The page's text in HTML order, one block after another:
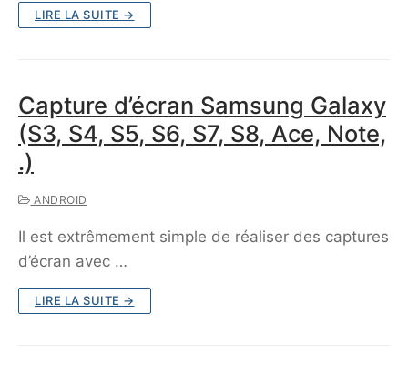
LIRE LA SUITE →
Capture d’écran Samsung Galaxy
(S3, S4, S5, S6, S7, S8, Ace, Note,
.)
ANDROID
Il est extrêmement simple de réaliser des captures
d’écran avec …
LIRE LA SUITE →